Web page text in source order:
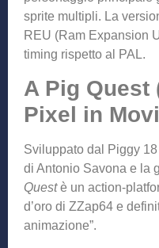
sprite multipli. La
REU (Ram Expansion
timing rispetto al PAL.
A Pig Quest
Pixel in
Sviluppato dal Piggy
di Antonio Savona e la
Questè un action-
d’oro di ZZap64 e
animazione”.